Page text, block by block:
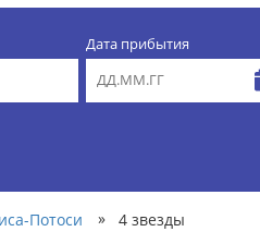
Дата прибытия
Потоси » 4 звезды